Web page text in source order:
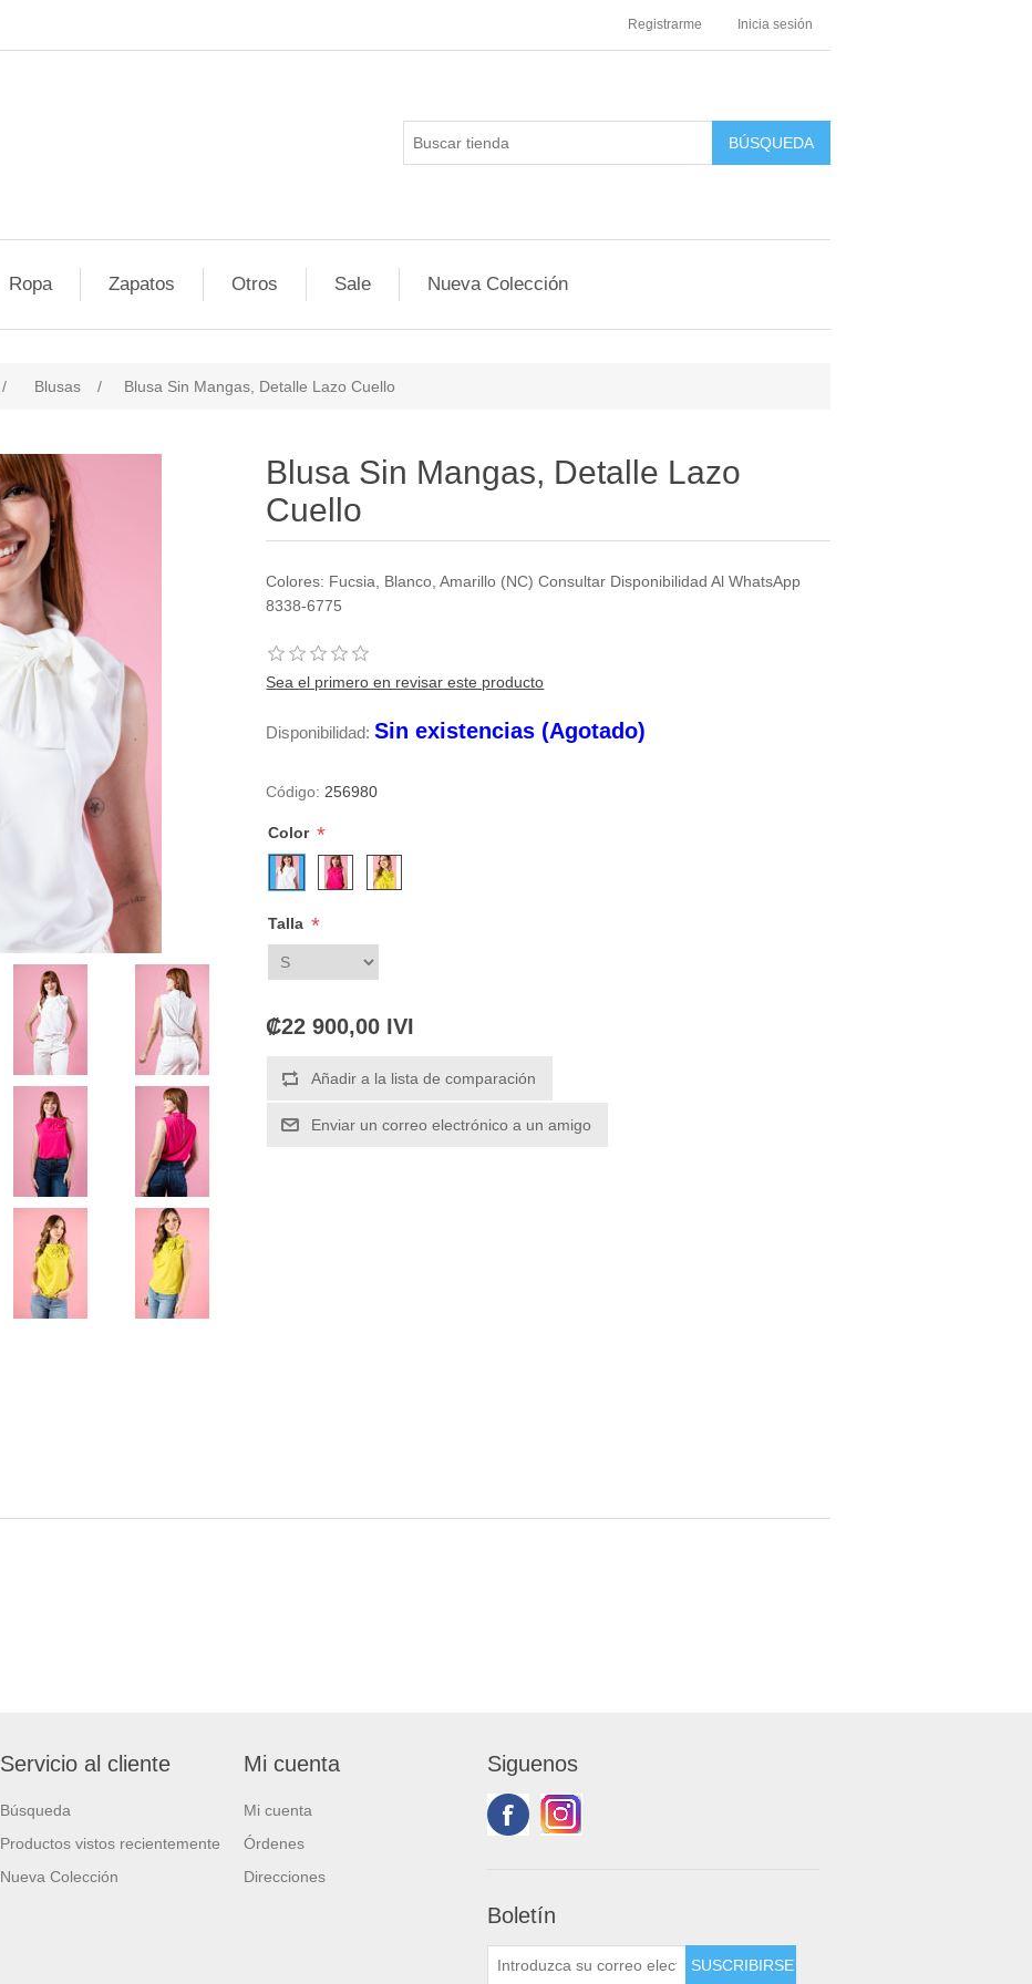
Registrarme Inicia sesión
Ropa Zapatos Otros Sale Nueva Colección
/ Blusas / Blusa Sin Mangas, Detalle Lazo Cuello
Blusa Sin Mangas, Detalle Lazo
Cuello
Colores: Fucsia, Blanco, Amarillo (NC) Consultar Disponibilidad Al WhatsApp
8338-6775
Sea el primero en revisar este producto
Disponibilidad: Sin existencias (Agotado)
Código: 256980
Color *
Talla *
₡22 900,00 IVI
Servicio al cliente
Búsqueda
Productos vistos recientemente
Nueva Colección
Mi cuenta
Mi cuenta
Órdenes
Direcciones
Siguenos
Boletín